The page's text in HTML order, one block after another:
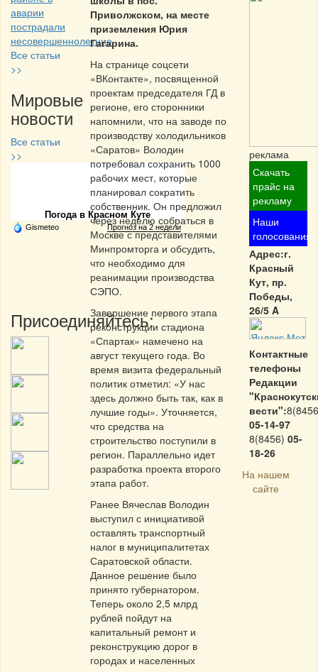
аварии
пострадали
несовершеннолетние
Все статьи
>>
Мировые
новости
Все статьи
>>
Частная реклама
Погода в Красном Куте
Gismeteo Прогноз на 2 недели
Присоединяйтесь:
Приволжском, на месте
приземления Юрия
Гагарина.
На странице соцсети
«ВКонтакте», посвященной
проектам председателя ГД в
регионе, его сторонники
напомнили, что на заводе по
производству холодильников
«Саратов» Володин
потребовал сохранить 1000
рабочих мест, которые
планировал сократить
собственник. Он предложил
через неделю собраться в
Москве с представителями
Минпромторга и обсудить,
что необходимо для
реанимации производства
СЭПО.
Завершение первого этапа
реконструкции стадиона
«Спартак» намечено на
август текущего года. Во
время визита федеральный
политик отметил: «У нас
здесь должно быть так, как в
лучшие годы». Уточняется,
что средства на
строительство поступили в
регион. Параллельно идет
разработка проекта второго
этапа работ.
Ранее Вячеслав Володин
выступил с инициативой
оставлять транспортный
налог в муниципалитетах
Саратовской области.
Данное решение было
принято губернатором.
Теперь около 2,5 млрд
рублей пойдут на
капитальный ремонт и
реконструкцию дорог в
городах и населенных
реклама
Скачать
прайс на
рекламу
Наши
голосования
Адрес:г.
Красный
Кут, пр.
Победы,
26/5 A
Контактные
телефоны
Редакции
вести":
05-14-97
8(8456) 05-
18-26
На нашем
сайте